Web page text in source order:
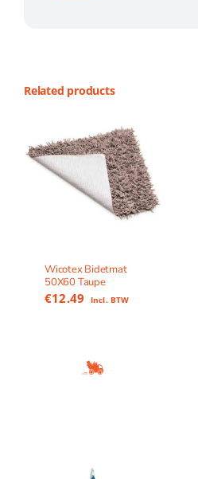
Related products
Wicotex Bidetmat
50X60 Taupe
€12.49 Incl. BTW